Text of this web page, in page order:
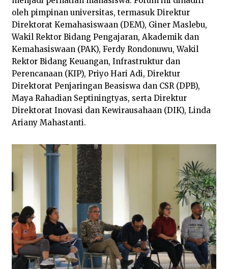
oleh pimpinan universitas, termasuk Direktur
Direktorat Kemahasiswaan (DEM), Giner Maslebu,
Wakil Rektor Bidang Pengajaran, Akademik dan
Kemahasiswaan (PAK), Ferdy Rondonuwu, Wakil
Rektor Bidang Keuangan, Infrastruktur dan
Perencanaan (KIP), Priyo Hari Adi, Direktur
Direktorat Penjaringan Beasiswa dan CSR (DPB),
Maya Rahadian Septiningtyas, serta Direktur
Direktorat Inovasi dan Kewirausahaan (DIK), Linda
Ariany Mahastanti.